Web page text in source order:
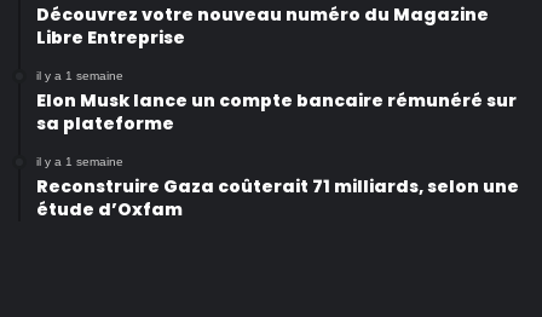
Découvrez votre nouveau numéro du Magazine
Libre Entreprise
il y a 1 semaine
Elon Musk lance un compte bancaire rémunéré sur
sa plateforme
il y a 1 semaine
Reconstruire Gaza coûterait 71 milliards, selon une
étude d’Oxfam